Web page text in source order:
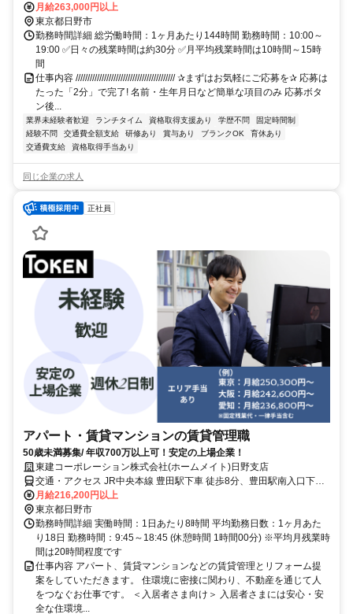
徒歩2分
月給263,000円以上
東京都日野市
勤務時間詳細 総労働時間：1ヶ月あたり144時間 勤務時間：10:00～
19:00 ✅日々の残業時間は約30分 ✅月平均残業時間は10時間～15時
間
仕事内容 ////////////////////////////////////////// ✰まずはお気軽にご応募を✰ 応募は
たった「2分」で完了! 名前・生年月日など簡単な項目のみ 応募ボタ
ン後...
業界未経験者歓迎 ランチタイム 資格取得支援あり 学歴不問
固定時間制
経験不問
交通費全額支給 研修あり 賞与あり ブランクOK
育休あり
交通費支給
資格取得手当あり
同じ企業の求人
正社員
アパート・賃貸マンションの賃貸管理職
50歳未満募集/ 年収700万以上可！安定の上場企業！
東建コーポレーション株式会社(ホームメイト)日野支店
交通・アクセス JR中央本線 豊田駅下車 徒歩8分、豊田駅南入口下車
徒歩2分
月給216,200円以上
東京都日野市
勤務時間詳細 実働時間：1日あたり8時間 平均勤務日数：1ヶ月あた
り18日 勤務時間：9:45～18:45 (休憩時間 1時間00分) ※平均月残業時
間は20時間程度です
仕事内容 アパート、賃貸マンションなどの賃貸管理とリフォーム提
案をしていただきます。 住環境に密接に関わり、不動産を通じて人
をつなぐお仕事です。 ＜入居者さま向け＞ 入居者さまには安心・安
全な住環境...